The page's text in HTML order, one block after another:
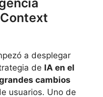
a desplegar
de IA en el
cambios
usuarios. Uno de